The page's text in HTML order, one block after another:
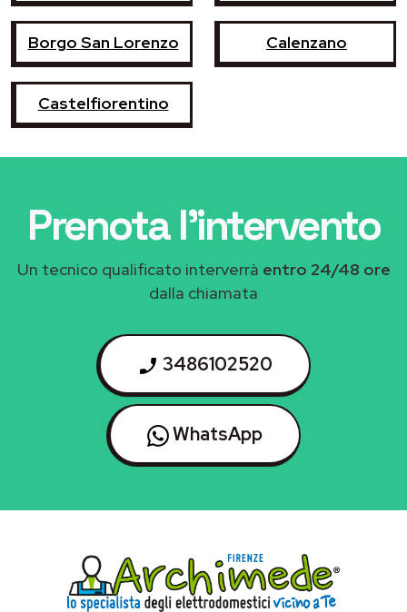
Borgo San Lorenzo Calenzano
Castelfiorentino
Prenota l'intervento
Un tecnico qualificato interverrà entro 24/48 ore
dalla chiamata
3486102520
WhatsApp